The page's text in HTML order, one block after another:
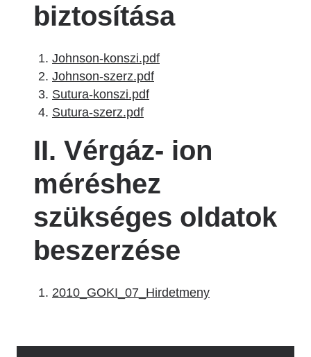
biztosítása
Johnson-konszi.pdf
Johnson-szerz.pdf
Sutura-konszi.pdf
Sutura-szerz.pdf
II. Vérgáz- ion
méréshez
szükséges oldatok
beszerzése
2010_GOKI_07_Hirdetmeny